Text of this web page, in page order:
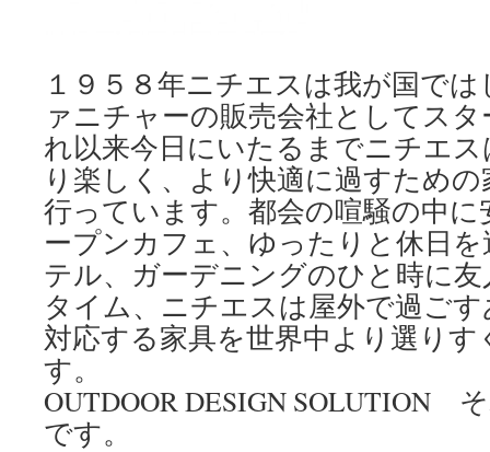
１９５８年ニチエスは我が国で
ァニチャーの販売会社としてス
れ以来今日にいたるまでニチエ
り楽しく、より快適に過すため
行っています。都会の喧騒の中
ープンカフェ、ゆったりと休日
テル、ガーデニングのひと時に
タイム、ニチエスは屋外で過ご
対応する家具を世界中より選り
す。
OUTDOOR DESIGN SOLUTION
です。